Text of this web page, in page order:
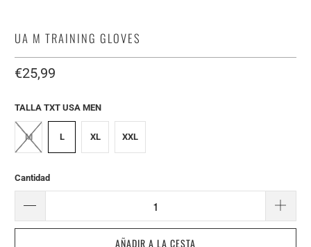
UA M TRAINING GLOVES
€25,99
TALLA TXT USA MEN
M L XL XXL
Cantidad
AÑADIR A LA CESTA